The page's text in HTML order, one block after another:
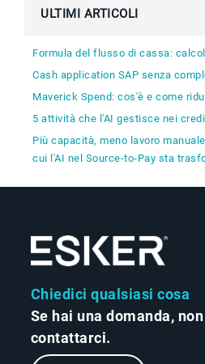
ULTIMI ARTICOLI
Formula del flusso di cassa:
Cash application SAP senza
Maverick Spend: cos'è e come
5 attività che l'AI gestisce nei
Più capacità, meno lavoro
cui l'AI nel Source-to-Pay sta
Chiedici qualsiasi cosa
Se hai una domanda,
contattarci.